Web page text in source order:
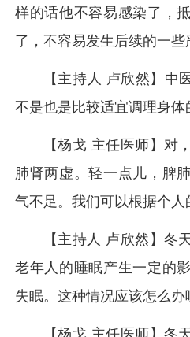
样的话他不容易感染了，
了，不容易发生后续的一些
【主持人 卢欣然】中
不是也是比较适宜调理身体
【杨戈 主任医师】对
肺肾两虚。轻一点儿，脾
气不足。我们可以根据个人
【主持人 卢欣然】冬
老年人的睡眠产生一定的
失眠。这种情况应该怎么办
【杨戈 主任医师】冬